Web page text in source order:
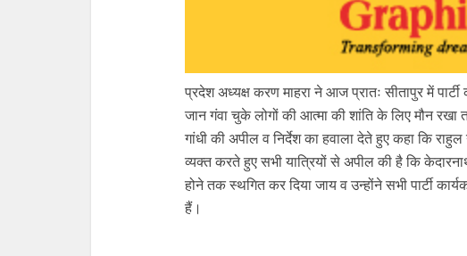
प्रदेश अध्यक्ष करण माहरा ने आज प्रातः सीतापुर में
जान गंवा चुके लोगों की आत्मा की शांति के लिए मौन रखा
गांधी की अपील व निर्देश का हवाला देते हुए कहा कि
व्यक्त करते हुए सभी यात्रियों से अपील की है कि केदारनाथ
होने तक स्थगित कर दिया जाय व उन्होंने सभी पार्टी
हैं।